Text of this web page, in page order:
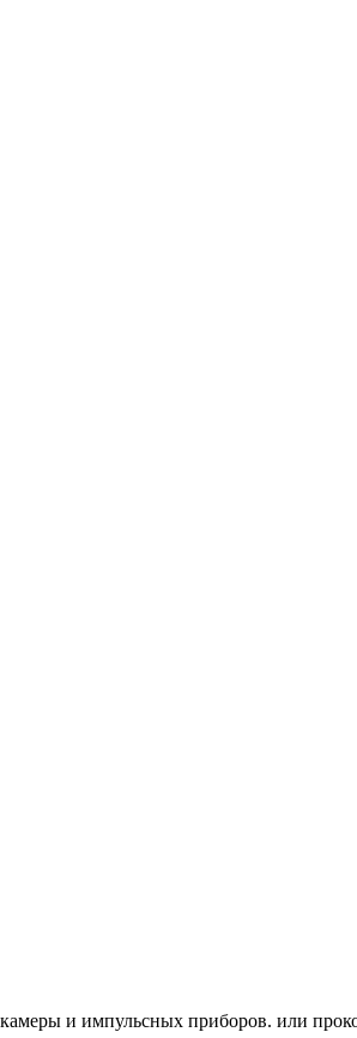
и импульсных приборов. или